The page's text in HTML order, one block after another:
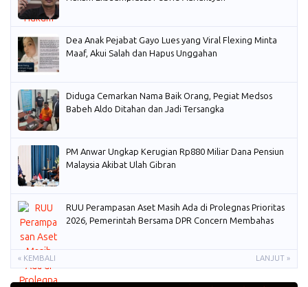
Dea Anak Pejabat Gayo Lues yang Viral Flexing Minta
Maaf, Akui Salah dan Hapus Unggahan
Diduga Cemarkan Nama Baik Orang, Pegiat Medsos
Babeh Aldo Ditahan dan Jadi Tersangka
PM Anwar Ungkap Kerugian Rp880 Miliar Dana Pensiun
Malaysia Akibat Ulah Gibran
RUU Perampasan Aset Masih Ada di Prolegnas Prioritas
2026, Pemerintah Bersama DPR Concern Membahas
« KEMBALI LANJUT »